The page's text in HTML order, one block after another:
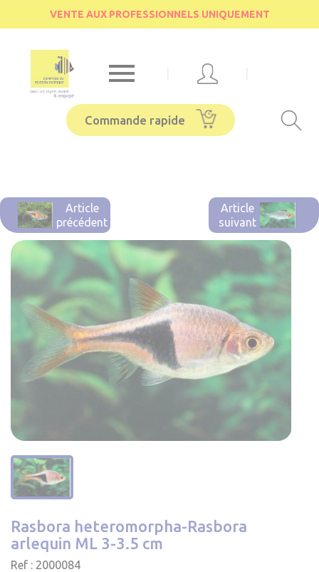
VENTE AUX PROFESSIONNELS UNIQUEMENT

Commande rapide
Article
précédent
Article
suivant
Rasbora heteromorpha-Rasbora
arlequin ML 3-3.5 cm
Ref : 2000084